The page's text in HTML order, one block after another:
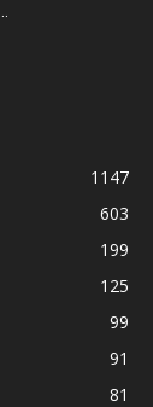
1147
603
199
125
99
91
81